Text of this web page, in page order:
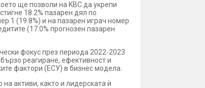
ще позволи на KBC да укрепи
18.2% пазарен дял по
1 (19.8%) и на пазарен играч номер
(17.0% прогнозен пазарен
фокус през периода 2022-2023
реагиране, ефективност и
фактори (ЕСУ) в бизнес модела.
активи, както и лидерската ѝ